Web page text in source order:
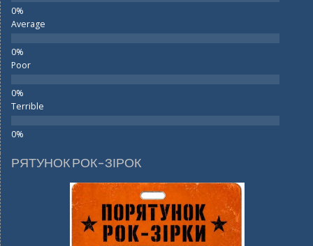
Average
Poor
Terrible
РЯТУНОК РОК-ЗІРОК